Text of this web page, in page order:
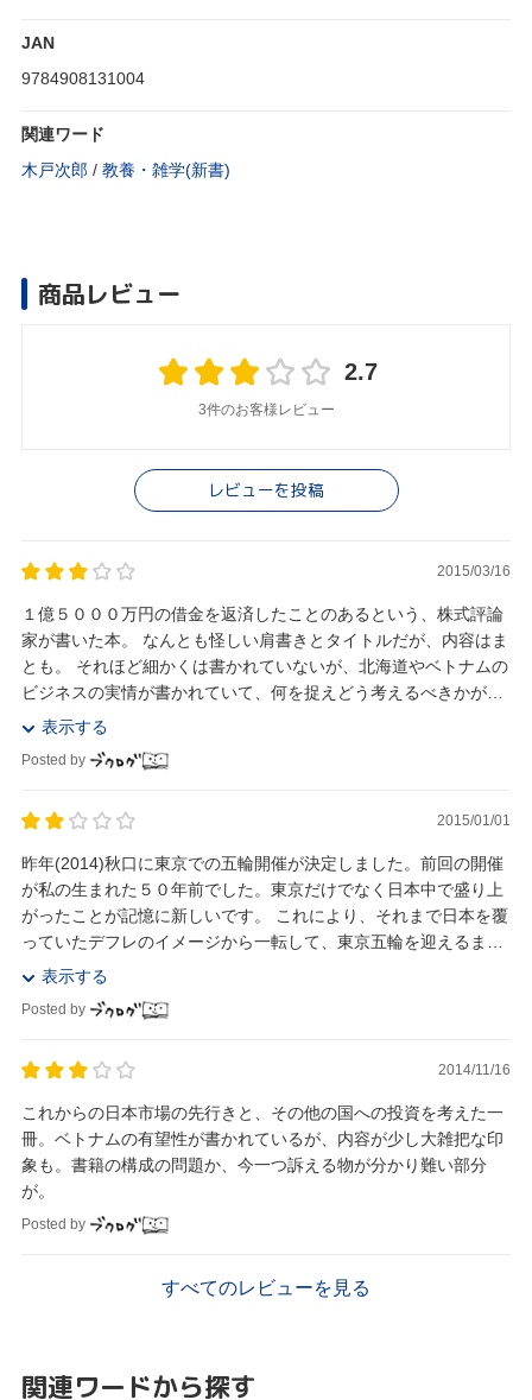
JAN
9784908131004
関連ワード
木戸次郎 / 教養・雑学(新書)
商品レビュー
2.7
3件のお客様レビュー
レビューを投稿
2015/03/16
１億５０００万円の借金を返済したことのあるという、株式評論
家が書いた本。 なんとも怪しい肩書きとタイトルだが、内容はま
とも。 それほど細かくは書かれていないが、北海道やベトナムの
ビジネスの実情が書かれていて、何を捉えどう考えるべきかがな
表示する
Posted by
2015/01/01
昨年(2014)秋口に東京での五輪開催が決定しました。前回の開催
が私の生まれた５０年前でした。東京だけでなく日本中で盛り上
がったことが記憶に新しいです。 これにより、それまで日本を覆
っていたデフレのイメージから一転して、東京五輪を迎えるまで
景気が良くなりそうな気がしています。 ...
表示する
Posted by
2014/11/16
これからの日本市場の先行きと、その他の国への投資を考えた一
冊。ベトナムの有望性が書かれているが、内容が少し大雑把な印
象も。書籍の構成の問題か、今一つ訴える物が分かり難い部分
が。
Posted by
すべてのレビューを見る
関連ワードから探す